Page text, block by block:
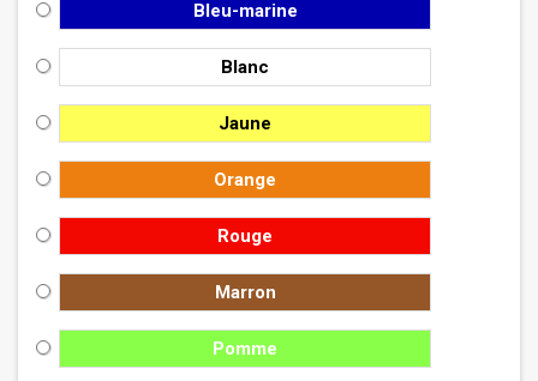
Bleu-marine
Blanc
Jaune
Orange
Rouge
Marron
Pomme